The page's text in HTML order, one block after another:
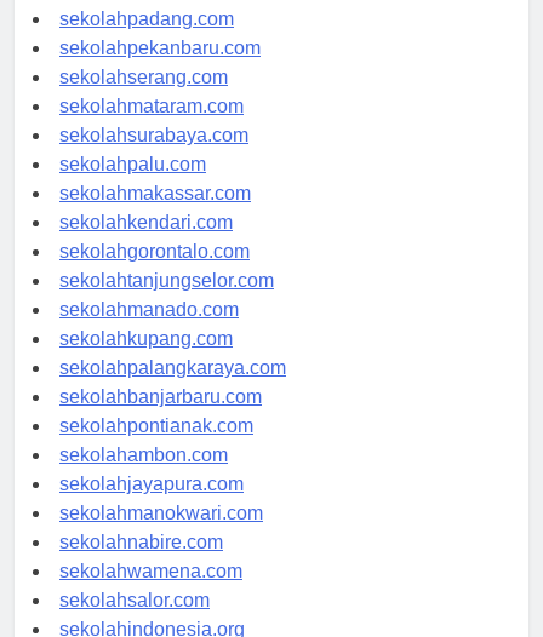
sekolahyogyakarta.com
sekolahpadang.com
sekolahpekanbaru.com
sekolahserang.com
sekolahmataram.com
sekolahsurabaya.com
sekolahpalu.com
sekolahmakassar.com
sekolahkendari.com
sekolahgorontalo.com
sekolahtanjungselor.com
sekolahmanado.com
sekolahkupang.com
sekolahpalangkaraya.com
sekolahbanjarbaru.com
sekolahpontianak.com
sekolahambon.com
sekolahjayapura.com
sekolahmanokwari.com
sekolahnabire.com
sekolahwamena.com
sekolahsalor.com